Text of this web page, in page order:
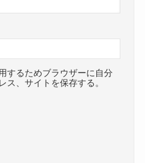
するためブラウザーに自分
ス、サイトを保存する。